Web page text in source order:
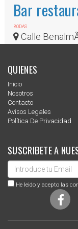
Bar
BODAS
Calle
QUIENES
Inicio
Nosotros
Contacto
Avisos Legales
Política De Privacidad
SUSCRIBETE A
He leido y acepto las